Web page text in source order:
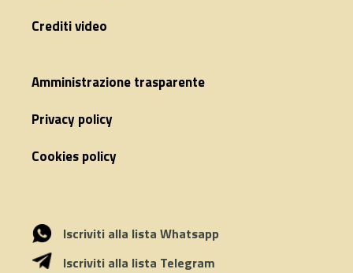
Crediti video
Amministrazione trasparente
Privacy policy
Cookies policy
Iscriviti alla lista Whatsapp
Iscriviti alla lista Telegram